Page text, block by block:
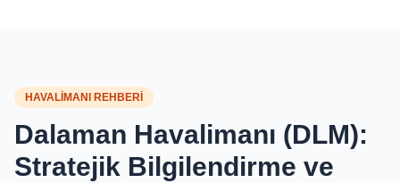
HAVALİMANI REHBERİ
Dalaman Havalimanı (DLM):
Stratejik Bilgilendirme ve